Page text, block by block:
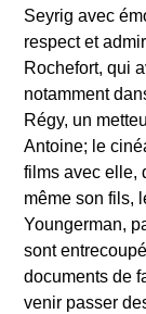
Seyrig avec
respect et
Rochefort, qui
notamment
Régy, un
Antoine; le
films avec elle,
même son fils,
Youngerman,
sont
documents de
venir passer